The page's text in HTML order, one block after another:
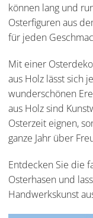
können lang und
Osterfiguren aus
für jeden
Mit einer
aus Holz lässt sich
wunderschönen
aus Holz sind
Osterzeit eignen,
ganze Jahr über
Entdecken Sie die
Osterhasen und
Handwerkskunst